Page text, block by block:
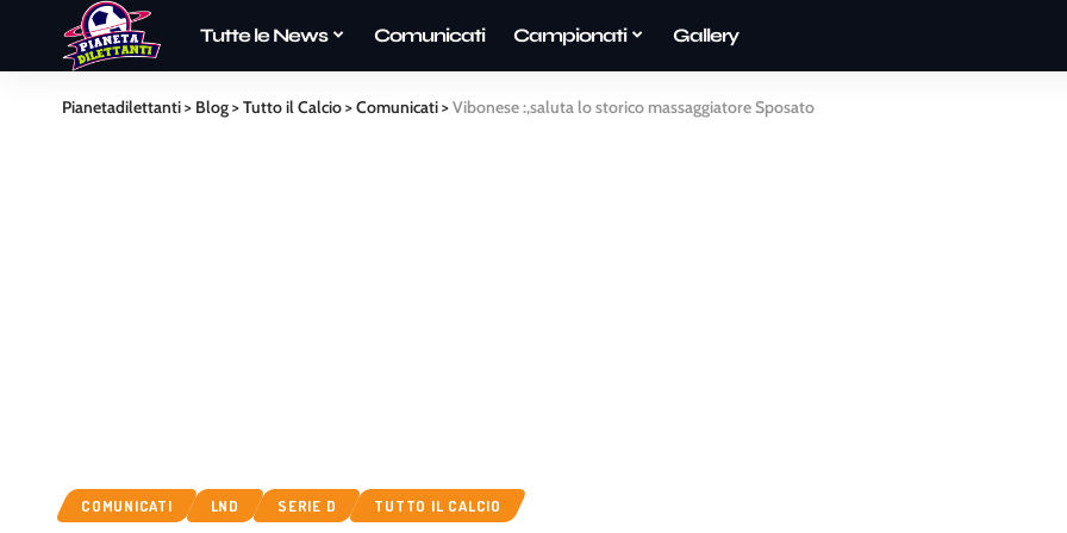
Tutte le News Comunicati Campionati Gallery
Pianetadilettanti> Blog>Tutto il Calcio>Comunicati>Vibonese :,saluta lo storico massaggiatore Sposato
COMUNICATI LND SERIE D TUTTO IL CALCIO